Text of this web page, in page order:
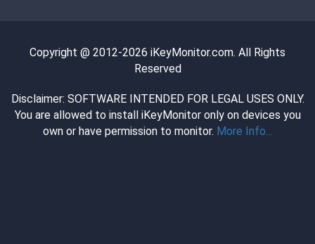
Copyright @ 2012-2026 iKeyMonitor.com. All Rights
Reserved
Disclaimer: SOFTWARE INTENDED FOR LEGAL USES ONLY.
You are allowed to install iKeyMonitor only on devices you
own or have permission to monitor. More Info...